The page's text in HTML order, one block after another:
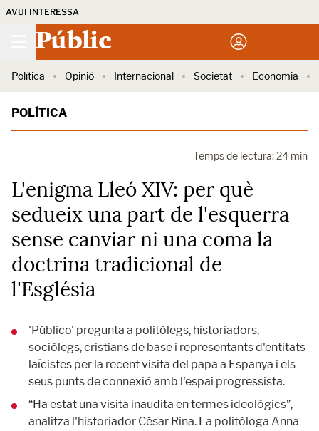
AVUI INTERESSA
Públic
Política Opinió Internacional Societat Economia
POLÍTICA
Temps de lectura: 24 min
L'enigma Lleó XIV: per què
sedueix una part de l'esquerra
sense canviar ni una coma la
doctrina tradicional de
l'Església
'Público' pregunta a politòlegs, historiadors,
sociòlegs, cristians de base i representants d'entitats
laïcistes per la recent visita del papa a Espanya i els
seus punts de connexió amb l'espai progressista.
“Ha estat una visita inaudita en termes ideològics”,
analitza l'historiador César Rina. La politòloga Anna